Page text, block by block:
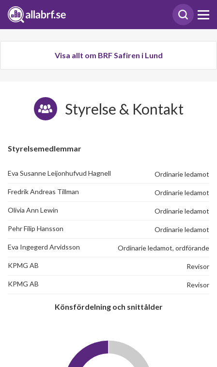
Visa allt om BRF Safiren i Lund
Styrelse & Kontakt
Styrelsemedlemmar
Eva Susanne Leijonhufvud Hagnell Ordinarie ledamot
Fredrik Andreas Tillman Ordinarie ledamot
Olivia Ann Lewin Ordinarie ledamot
Pehr Filip Hansson Ordinarie ledamot
Eva Ingegerd Arvidsson Ordinarie ledamot, ordförande
KPMG AB Revisor
KPMG AB Revisor
Könsfördelning och snittålder